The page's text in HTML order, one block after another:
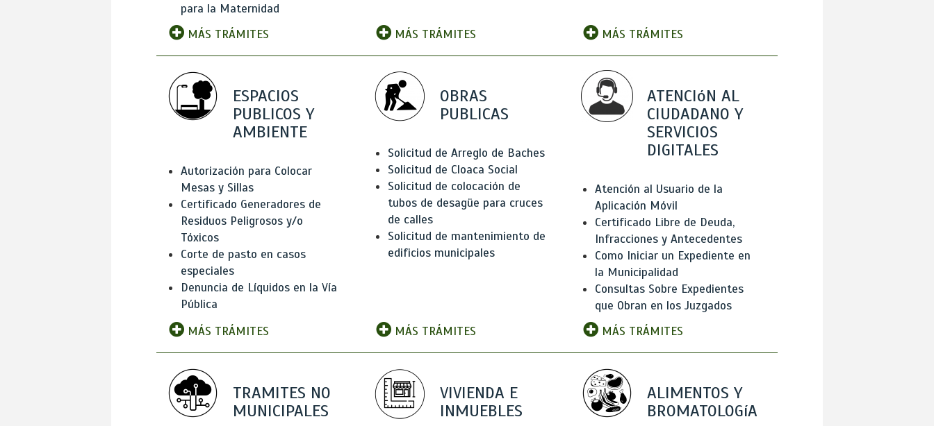
para la Maternidad
MÁS TRÁMITES
MÁS TRÁMITES MÁS TRÁMITES
ESPACIOS
PUBLICOS Y
AMBIENTE
Autorización para Colocar
Mesas y Sillas
Certificado Generadores de
Residuos Peligrosos y/o
Tóxicos
Corte de pasto en casos
especiales
Denuncia de Líquidos en la Vía
Pública
MÁS TRÁMITES
OBRAS
PUBLICAS
Solicitud de Arreglo de Baches
Solicitud de Cloaca Social
Solicitud de colocación de
tubos de desagüe para cruces
de calles
Solicitud de mantenimiento de
edificios municipales
MÁS TRÁMITES
ATENCIóN AL
CIUDADANO Y
SERVICIOS
DIGITALES
Atención al Usuario de la
Aplicación Móvil
Certificado Libre de Deuda,
Infracciones y Antecedentes
Como Iniciar un Expediente en
la Municipalidad
Consultas Sobre Expedientes
que Obran en los Juzgados
MÁS TRÁMITES
TRAMITES NO
MUNICIPALES
VIVIENDA E
INMUEBLES
ALIMENTOS Y
BROMATOLOGíA